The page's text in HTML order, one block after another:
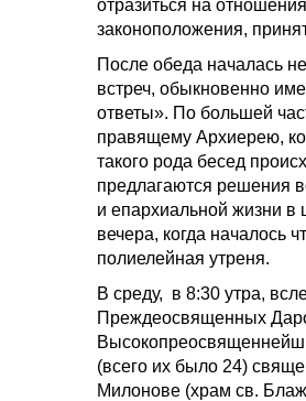
отразиться на
законоположения,
После обеда началась
встреч, обыкновенно
ответы». По большей
правящему Архиерею,
такого рода бесед
предлагаются решения
и епархиальной жизни в
вечера, когда началось
полиелейная утреня.
В среду, в 8:30 утра,
Преждеосвященных
(всего их было 24)
Милонове (храм св.